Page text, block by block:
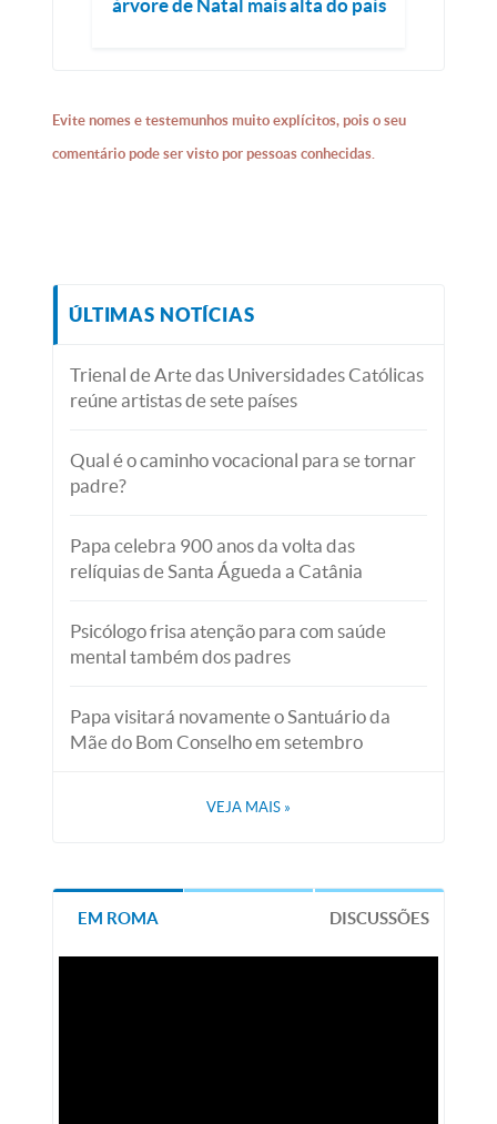
árvore de Natal mais alta do país
Evite nomes e testemunhos muito explícitos, pois o seu
comentário pode ser visto por pessoas conhecidas.
ÚLTIMAS NOTÍCIAS
Trienal de Arte das Universidades Católicas
reúne artistas de sete países
Qual é o caminho vocacional para se tornar
padre?
Papa celebra 900 anos da volta das
relíquias de Santa Águeda a Catânia
Psicólogo frisa atenção para com saúde
mental também dos padres
Papa visitará novamente o Santuário da
Mãe do Bom Conselho em setembro
VEJA MAIS »
EM ROMA DISCUSSÕES